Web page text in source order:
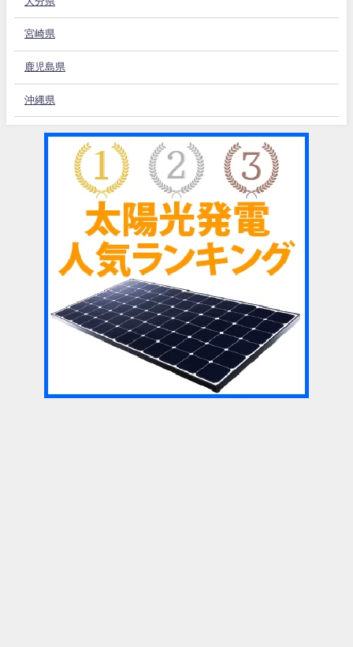
宮崎県
鹿児島県
沖縄県